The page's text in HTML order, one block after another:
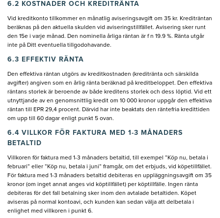
6.2 KOSTNADER OCH KREDITRÄNTA
Vid kreditkonto tillkommer en månatlig aviseringsavgift om 35 kr. Krediträntan
beräknas på den aktuella skulden vid aviseringstillfället. Avisering sker runt
den 15e i varje månad. Den nominella årliga räntan är f n 19.9 %. Ränta utgår
inte på Ditt eventuella tillgodohavande.
6.3 EFFEKTIV RÄNTA
Den effektiva räntan utgörs av kreditkostnaden (kreditränta och särskilda
avgifter) angiven som en årlig ränta beräknad på kreditbeloppet. Den effektiva
räntans storlek är beroende av både kreditens storlek och dess löptid. Vid ett
utnyttjande av en genomsnittlig kredit om 10 000 kronor uppgår den effektiva
räntan till EPR 29,4 procent. Därvid har inte beaktats den räntefria kredittiden
om upp till 60 dagar enligt punkt 5 ovan.
6.4 VILLKOR FÖR FAKTURA MED 1-3 MÅNADERS
BETALTID
Villkoren för faktura med 1-3 månaders betaltid, till exempel ”Köp nu, betala i
februari” eller ”Köp nu, betala i juni” framgår, om det erbjuds, vid köpetillfället.
För faktura med 1-3 månaders betaltid debiteras en uppläggningsavgift om 35
kronor (om inget annat anges vid köptillfället) per köptillfälle. Ingen ränta
debiteras för det fall betalning sker inom den avtalade betaltiden. Köpet
aviseras på normal kontoavi, och kunden kan sedan välja att delbetala i
enlighet med villkoren i punkt 6.